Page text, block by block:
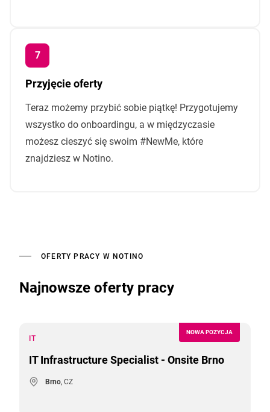
Przyjęcie oferty
Teraz możemy przybić sobie piątkę! Przygotujemy
wszystko do onboardingu, a w międzyczasie
możesz cieszyć się swoim #NewMe, które
znajdziesz w Notino.
OFERTY PRACY W NOTINO
Najnowsze oferty pracy
NOWA POZYCJA
IT
IT Infrastructure Specialist - Onsite Brno
Brno, CZ